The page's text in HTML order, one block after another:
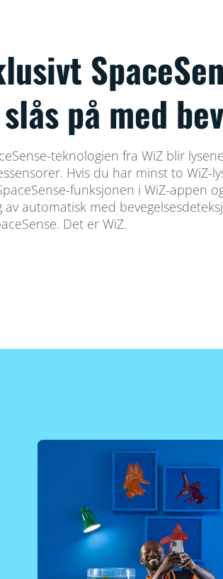
på med
teknologien fra WiZ blir
Hvis du har minst to WiZ-
funksjonen i WiZ-appen
av automatisk med
Det er WiZ.